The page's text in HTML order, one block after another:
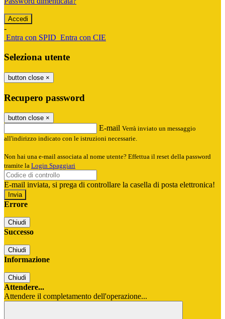
-
Entra con SPID Entra con CIE
Seleziona utente
button close ×
Recupero password
button close ×
E-mail Verrà inviato un messaggio
all'indirizzo indicato con le istruzioni necessarie.
Non hai una e-mail associata al nome utente? Effettua il reset della password
tramite la Login Spaggiari
E-mail inviata, si prega di controllare la casella di posta elettronica!
Errore
Chiudi
Successo
Chiudi
Informazione
Chiudi
Attendere...
Attendere il completamento dell'operazione...